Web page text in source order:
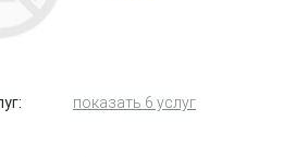
показать 6 услуг